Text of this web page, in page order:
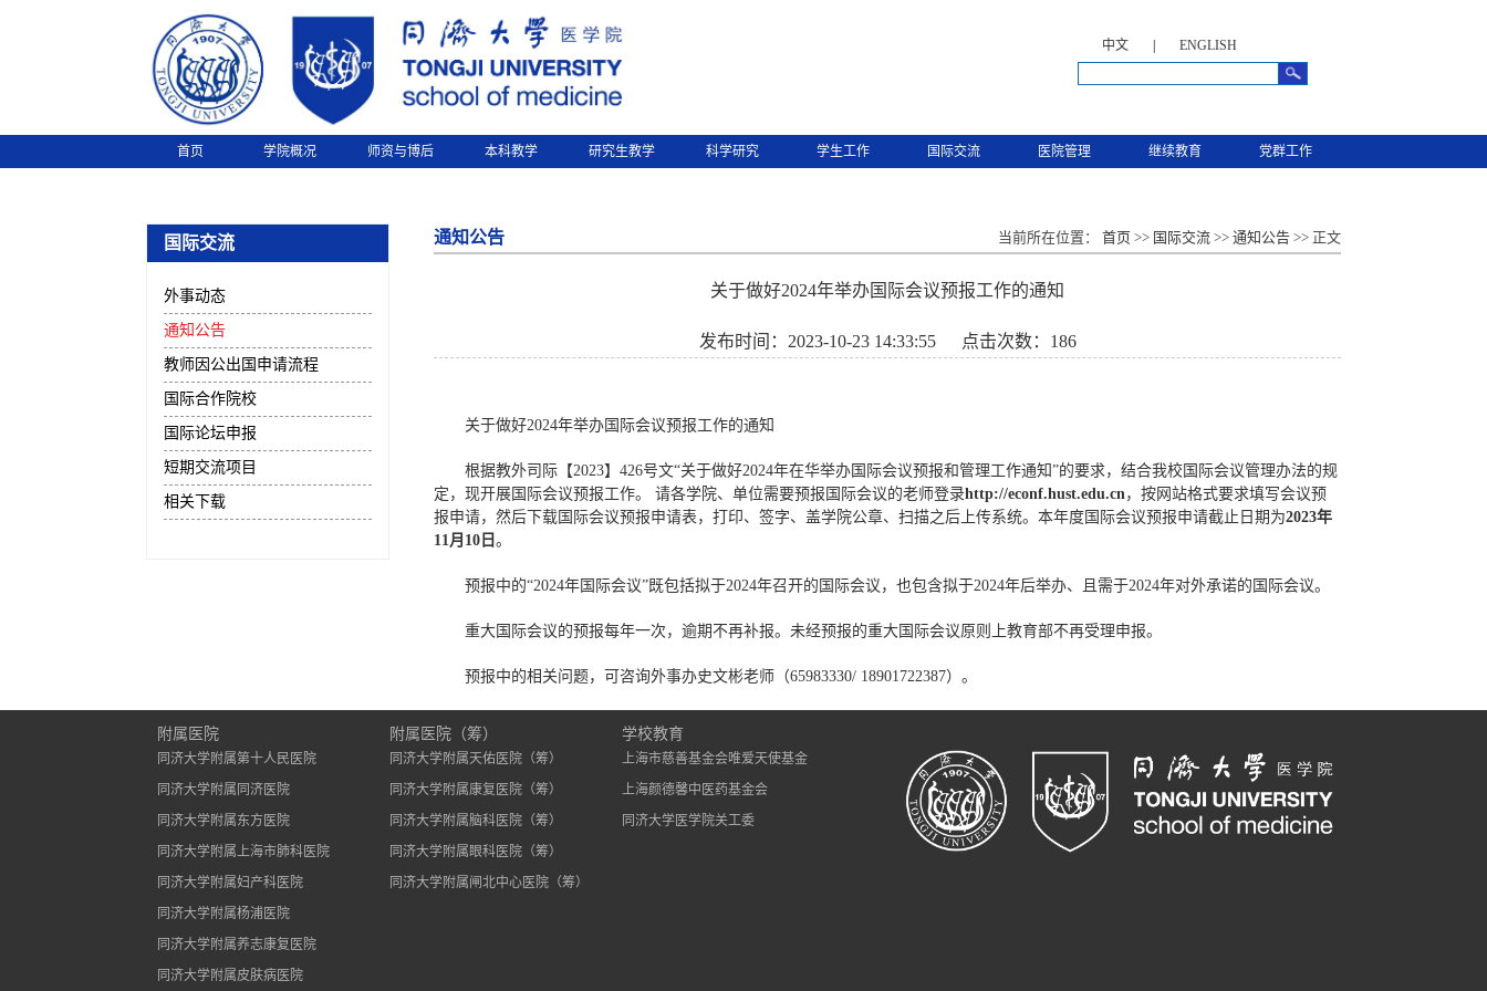
中文 ENGLISH
首页 学院概况 师资与博后 本科教学 研究生教学 科学研究 学生工作 国际交流 医院管理 继续教育 党群工作
国际交流
外事动态
通知公告
教师因公出国申请流程
国际合作院校
国际论坛申报
短期交流项目
相关下载
通知公告 当前所在位置： 首页 >> 国际交流 >> 通知公告 >> 正文
关于做好2024年举办国际会议预报工作的通知
发布时间：2023-10-23 14:33:55 点击次数： 186
关于做好2024年举办国际会议预报工作的通知
根据教外司际【2023】426号文“关于做好2024年在华举办国际会议预报和管理工作通知”的要求，结合我校国际会议管理办法的规
定，现开展国际会议预报工作。 请各学院、单位需要预报国际会议的老师登录http://econf.hust.edu.cn，按网站格式要求填写会议预
报申请，然后下载国际会议预报申请表，打印、签字、盖学院公章、扫描之后上传系统。本年度国际会议预报申请截止日期为2023年
11月10日 。
预报中的“2024年国际会议”既包括拟于2024年召开的国际会议，也包含拟于2024年后举办、且需于2024年对外承诺的国际会议。
重大国际会议的预报每年一次，逾期不再补报。未经预报的重大国际会议原则上教育部不再受理申报。
预报中的相关问题，可咨询外事办史文彬老师（65983330/ 18901722387）。
附属医院
同济大学附属第十人民医院
同济大学附属同济医院
同济大学附属东方医院
同济大学附属上海市肺科医院
同济大学附属妇产科医院
同济大学附属杨浦医院
同济大学附属养志康复医院
同济大学附属皮肤病医院
附属医院（筹）
同济大学附属天佑医院（筹）
同济大学附属康复医院（筹）
同济大学附属脑科医院（筹）
同济大学附属眼科医院（筹）
同济大学附属闸北中心医院（筹）
学校教育
上海市慈善基金会唯爱天使基金
上海颜德馨中医药基金会
同济大学医学院关工委